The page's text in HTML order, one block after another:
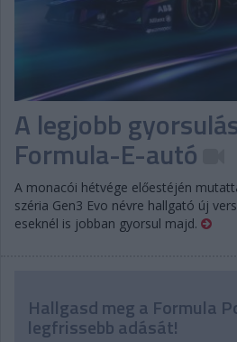
A legjobb
Formula-E-autó
A monacói hétvége előestéjén
széria Gen3 Evo névre hallgató új
eseknél is jobban gyorsul majd.
Hallgasd meg a Formula
legfrissebb adását!